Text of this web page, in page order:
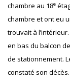
chambre au 18e
chambre et ont eu
trouvait à
en bas du balcon
de stationnement.
constaté son décès.